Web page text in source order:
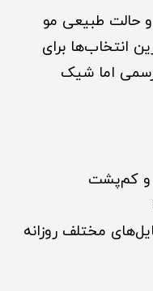
حالت طبیعی مو
انتخاب‌ها برای
اما شیک
و کم‌پشت
مختلف روزانه